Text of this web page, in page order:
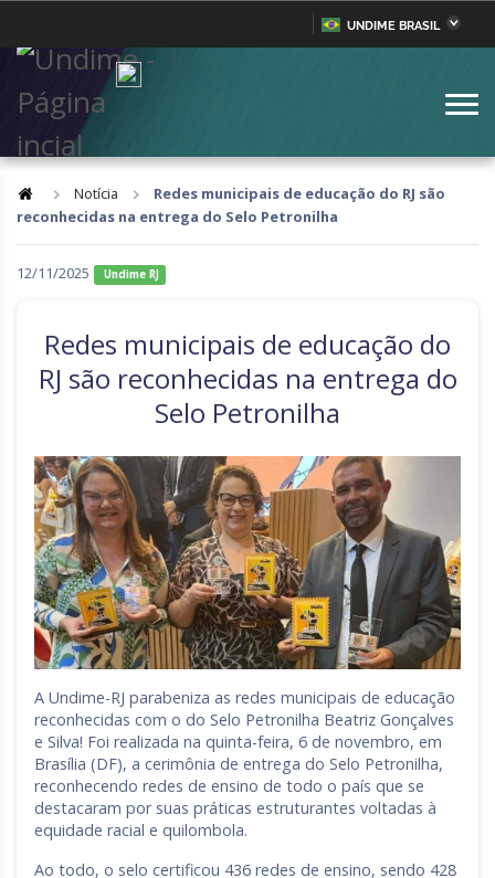
UNDIME BRASIL
Amazonas
Bahia
Goiás Maranhão
Paraíba Pernambuco
Piauí Paraná
Rondônia Roraima
Rio Grande do Sul Sergipe
Santa Catarina São Paulo
Tocantins
Notícia
Redes municipais de educação do RJ são
reconhecidas na entrega do Selo Petronilha
12/11/2025 Undime RJ
Redes municipais de educação do
RJ são reconhecidas na entrega do
Selo Petronilha
A Undime-RJ parabeniza as redes municipais de educação
reconhecidas com o do Selo Petronilha Beatriz Gonçalves
e Silva! Foi realizada na quinta-feira, 6 de novembro, em
Brasília (DF), a cerimônia de entrega do Selo Petronilha,
reconhecendo redes de ensino de todo o país que se
destacaram por suas práticas estruturantes voltadas à
equidade racial e quilombola.
Ao todo, o selo certificou 436 redes de ensino, sendo 428